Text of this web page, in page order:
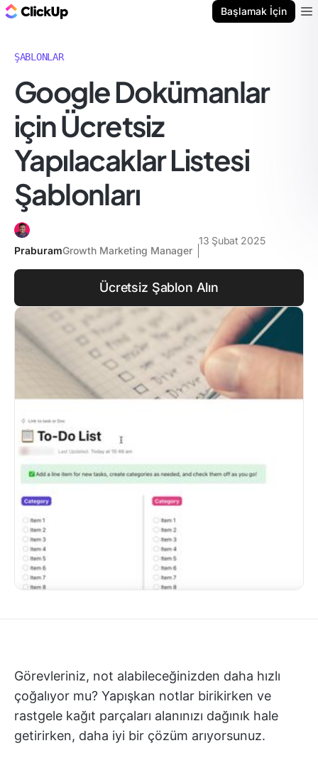
Başlamak İçin
ŞABLONLAR
Google Dokümanlar
için Ücretsiz
Yapılacaklar Listesi
Şablonları
PraburamGrowth Marketing Manager
13 Şubat 2025
Ücretsiz Şablon Alın
Görevleriniz, not alabileceğinizden daha hızlı
çoğalıyor mu? Yapışkan notlar birikirken ve
rastgele kağıt parçaları alanınızı dağınık hale
getirirken, daha iyi bir çözüm arıyorsunuz.